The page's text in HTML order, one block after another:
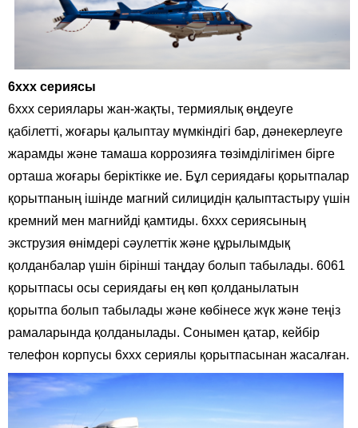
6xxx сериясы
6xxx сериялары жан-жақты, термиялық өңдеуге
қабілетті, жоғары қалыптау мүмкіндігі бар, дәнекерлеуге
жарамды және тамаша коррозияға төзімділігімен бірге
орташа жоғары беріктікке ие. Бұл сериядағы қорытпалар
қорытпаның ішінде магний силицидін қалыптастыру үшін
кремний мен магнийді қамтиды. 6xxx сериясының
экструзия өнімдері сәулеттік және құрылымдық
қолданбалар үшін бірінші таңдау болып табылады. 6061
қорытпасы осы сериядағы ең көп қолданылатын
қорытпа болып табылады және көбінесе жүк және теңіз
рамаларында қолданылады. Сонымен қатар, кейбір
телефон корпусы 6xxx сериялы қорытпасынан жасалған.